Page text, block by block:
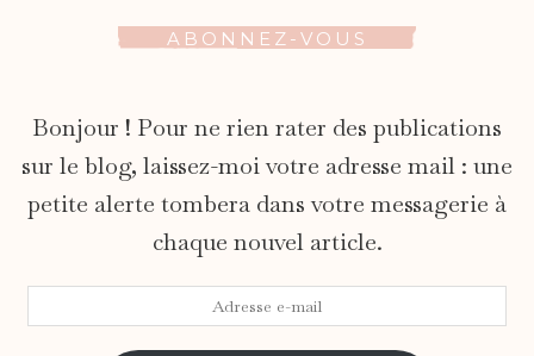
ABONNEZ-VOUS
Bonjour ! Pour ne rien rater des publications
sur le blog, laissez-moi votre adresse mail : une
petite alerte tombera dans votre messagerie à
chaque nouvel article.